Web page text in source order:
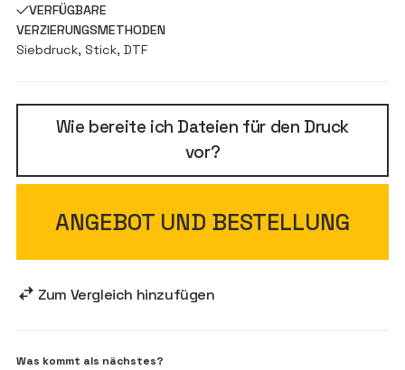
VERFÜGBARE
VERZIERUNGSMETHODEN
Siebdruck, Stick, DTF
Wie bereite ich Dateien für den Druck
vor?
ANGEBOT UND BESTELLUNG
Zum Vergleich hinzufügen
Was kommt als nächstes?